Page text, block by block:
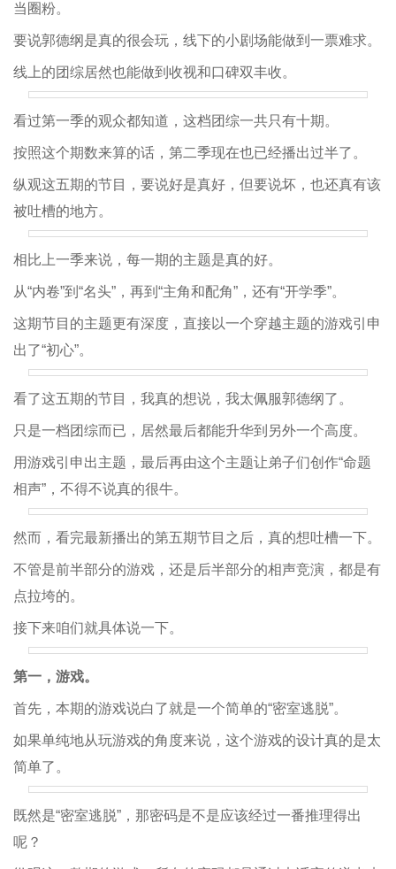
当圈粉。
要说郭德纲是真的很会玩，线下的小剧场能做到一票难求。
线上的团综居然也能做到收视和口碑双丰收。
看过第一季的观众都知道，这档团综一共只有十期。
按照这个期数来算的话，第二季现在也已经播出过半了。
纵观这五期的节目，要说好是真好，但要说坏，也还真有该
被吐槽的地方。
相比上一季来说，每一期的主题是真的好。
从“内卷”到“名头”，再到“主角和配角”，还有“开学季”。
这期节目的主题更有深度，直接以一个穿越主题的游戏引申
出了“初心”。
看了这五期的节目，我真的想说，我太佩服郭德纲了。
只是一档团综而已，居然最后都能升华到另外一个高度。
用游戏引申出主题，最后再由这个主题让弟子们创作“命题
相声”，不得不说真的很牛。
然而，看完最新播出的第五期节目之后，真的想吐槽一下。
不管是前半部分的游戏，还是后半部分的相声竞演，都是有
点拉垮的。
接下来咱们就具体说一下。
第一，游戏。
首先，本期的游戏说白了就是一个简单的“密室逃脱”。
如果单纯地从玩游戏的角度来说，这个游戏的设计真的是太
简单了。
既然是“密室逃脱”，那密码是不是应该经过一番推理得出
呢？